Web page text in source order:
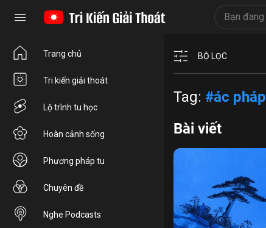
Trang chủ
Tri kiến giải thoát
Lộ trình tu học
Hoàn cảnh sống
Phương pháp tu
Chuyên đề
Nghe Podcasts
BỘ LỌC
Tag: #ác pháp
Bài viết